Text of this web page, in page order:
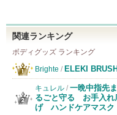
関連ランキング
ボディグッズ ランキング
Brighte / ELEKI
キュレル / 一晩中指先
るごと守る お手入れ
げ ハンドケアマスク